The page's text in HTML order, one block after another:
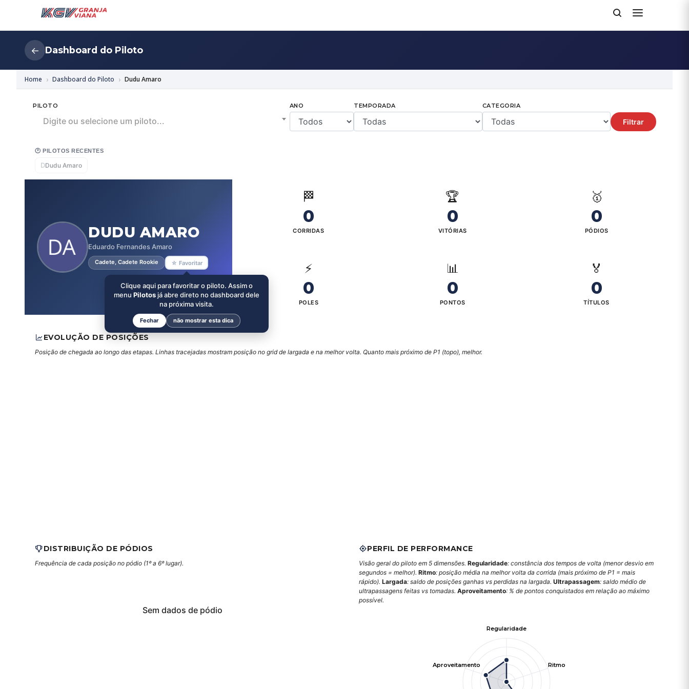
← Dashboard do Piloto
Home Dashboard do Piloto Dudu Amaro
PILOTO
Digite ou selecione um piloto...
ANO TEMPORADA CATEGORIA
Filtrar
🕐 PILOTOS RECENTES
DDudu Amaro
DUDU AMARO
Eduardo Fernandes Amaro
Cadete, Cadete Rookie ☆ Favoritar
🏁
0
CORRIDAS
🏆
0
VITÓRIAS
🥇
0
PÓDIOS
⚡
0
POLES
📊
0
PONTOS
🏅
0
TÍTULOS
EVOLUÇÃO DE POSIÇÕES
Posição de chegada ao longo das etapas. Linhas tracejadas mostram posição no grid de largada e na melhor volta. Quanto mais próximo de P1 (topo), melhor.
DISTRIBUIÇÃO DE PÓDIOS
Frequência de cada posição no pódio (1º a 6º lugar).
Sem dados de pódio
PERFIL DE PERFORMANCE
Visão geral do piloto em 5 dimensões. Regularidade: constância dos tempos de volta (menor desvio em
segundos = melhor). Ritmo: posição média na melhor volta da corrida (mais próximo de P1 = mais
rápido). Largada: saldo de posições ganhas vs perdidas na largada. Ultrapassagem: saldo médio de
ultrapassagens feitas vs tomadas. Aproveitamento: % de pontos conquistados em relação ao máximo
possível.
Regularidade
Ritmo
Aproveitamento
Clique aqui para favoritar o piloto. Assim o
menu Pilotos já abre direto no dashboard dele
na próxima visita.
Fechar não mostrar esta dica